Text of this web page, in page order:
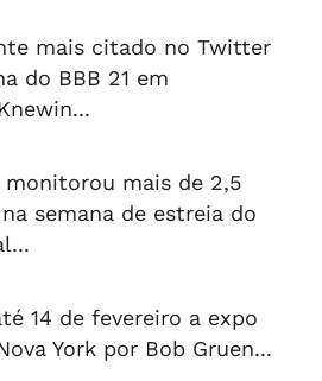
mais citado no Twitter
do BBB 21 em
monitorou mais de 2,5
semana de estreia do
14 de fevereiro a expo
York por Bob Gruen...